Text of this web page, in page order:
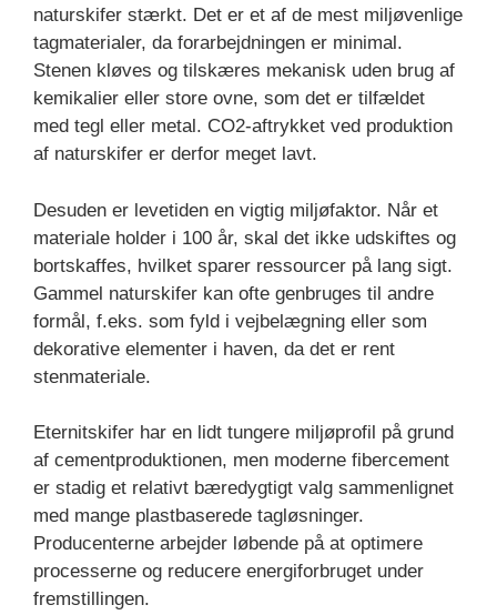
naturskifer stærkt. Det er et af de mest miljøvenlige
tagmaterialer, da forarbejdningen er minimal.
Stenen kløves og tilskæres mekanisk uden brug af
kemikalier eller store ovne, som det er tilfældet
med tegl eller metal. CO2-aftrykket ved produktion
af naturskifer er derfor meget lavt.
Desuden er levetiden en vigtig miljøfaktor. Når et
materiale holder i 100 år, skal det ikke udskiftes og
bortskaffes, hvilket sparer ressourcer på lang sigt.
Gammel naturskifer kan ofte genbruges til andre
formål, f.eks. som fyld i vejbelægning eller som
dekorative elementer i haven, da det er rent
stenmateriale.
Eternitskifer har en lidt tungere miljøprofil på grund
af cementproduktionen, men moderne fibercement
er stadig et relativt bæredygtigt valg sammenlignet
med mange plastbaserede tagløsninger.
Producenterne arbejder løbende på at optimere
processerne og reducere energiforbruget under
fremstillingen.